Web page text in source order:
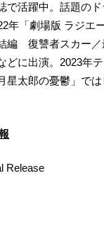
で活躍中。話題の
年「劇場版 ラジエ
編 復讐者スカー／
どに出演。2023年
星太郎の憂鬱」で
Release